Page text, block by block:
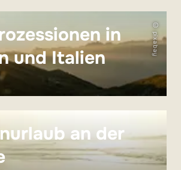
in
und Italien
© pixabay
an der